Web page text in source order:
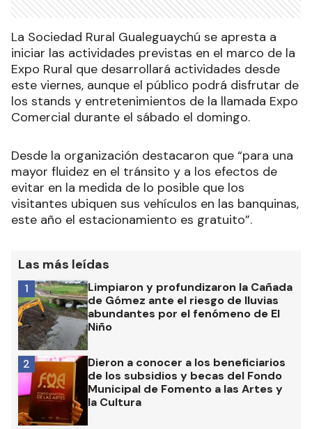
La Sociedad Rural Gualeguaychú se apresta a
iniciar las actividades previstas en el marco de la
Expo Rural que desarrollará actividades desde
este viernes, aunque el público podrá disfrutar de
los stands y entretenimientos de la llamada Expo
Comercial durante el sábado el domingo.
Desde la organización destacaron que “para una
mayor fluidez en el tránsito y a los efectos de
evitar en la medida de lo posible que los
visitantes ubiquen sus vehículos en las banquinas,
este año el estacionamiento es gratuito”.
Las más leídas
Limpiaron y profundizaron la Cañada
de Gómez ante el riesgo de lluvias
abundantes por el fenómeno de El
Niño
1
Dieron a conocer a los beneficiarios
de los subsidios y becas del Fondo
Municipal de Fomento a las Artes y
la Cultura
2